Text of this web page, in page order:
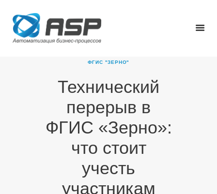
ФГИС "ЗЕРНО"
Технический
перерыв в
ФГИС «Зерно»:
что стоит
учесть
участникам
ГЛАВНАЯ
О КОМПАНИИ
ПРОДУКТЫ
НОВОСТИ
КАРЬЕРА
ПАРТНЕРЫ
КОНТАКТЫ